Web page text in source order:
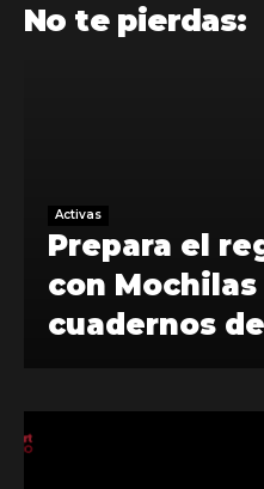
No te pierdas:
Activas
Prepara el
con Mochilas
cuadernos